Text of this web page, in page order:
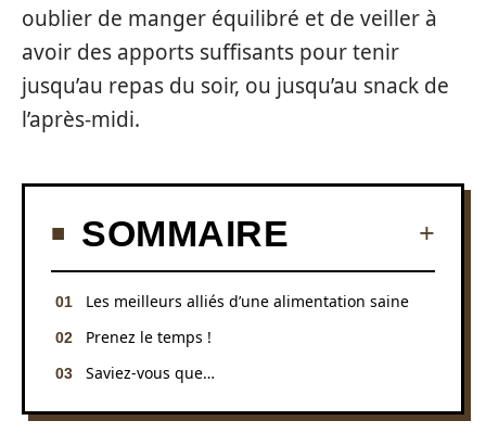
oublier de manger équilibré et de veiller à
avoir des apports suffisants pour tenir
jusqu’au repas du soir, ou jusqu’au snack de
l’après-midi.
SOMMAIRE
Les meilleurs alliés d’une alimentation saine
Prenez le temps !
Saviez-vous que…